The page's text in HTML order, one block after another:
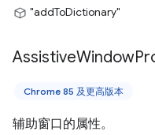
"addToDictionary"
AssistiveWindow
Chrome 85 及更高版本
辅助窗口的属性。